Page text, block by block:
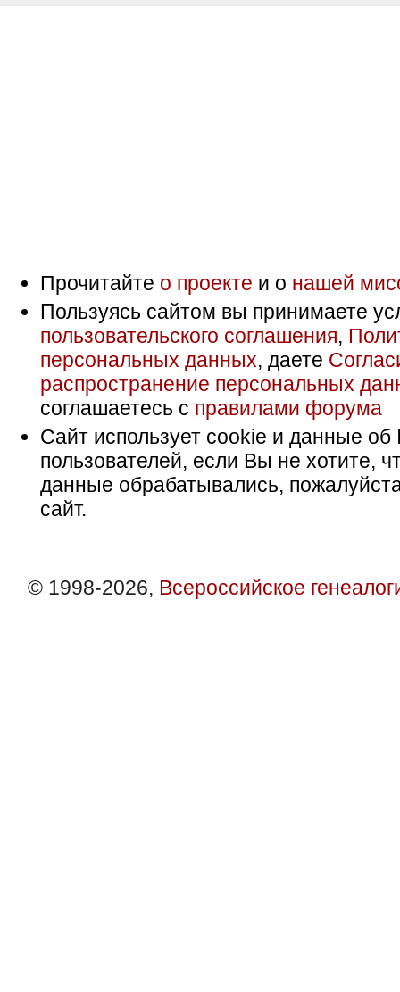
Прочитайте о проекте и о нашей
Пользуясь сайтом вы принимаете
пользовательского соглашения,
персональных данных, даете
распространение персональных
соглашаетесь с правилами форума
Сайт использует cookie и данные об
пользователей, если Вы не хотите,
данные обрабатывались,
сайт.
© 1998-2026, Всероссийское